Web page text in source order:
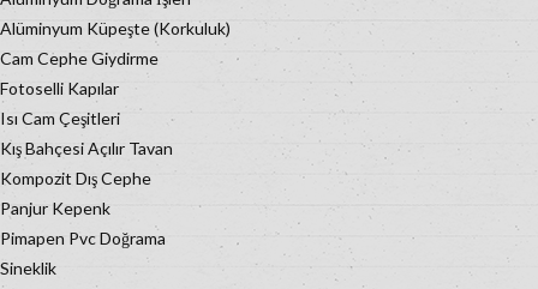
Alüminyum Küpeşte (Korkuluk)
Cam Cephe Giydirme
Fotoselli Kapılar
Isı Cam Çeşitleri
Kış Bahçesi Açılır Tavan
Kompozit Dış Cephe
Panjur Kepenk
Pimapen Pvc Doğrama
Sineklik